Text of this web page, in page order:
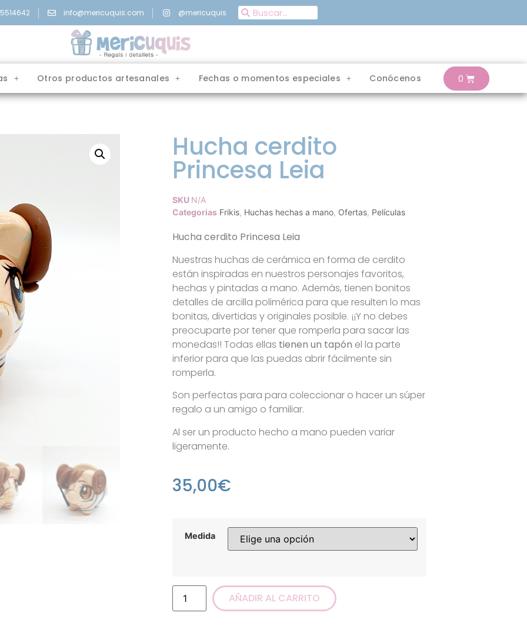
info@mericuquis.com @mericuquis
Otros productos artesanales Fechas o momentos especiales Conócenos
Hucha cerdito
Princesa Leia
SKU N/A
Categorias Frikis, Huchas hechas a mano, Ofertas, Películas
Hucha cerdito Princesa Leia
Nuestras huchas de cerámica en forma de cerdito
están inspiradas en nuestros personajes favoritos,
hechas y pintadas a mano. Además, tienen bonitos
detalles de arcilla polimérica para que resulten lo mas
bonitas, divertidas y originales posible. ¡¡Y no debes
preocuparte por tener que romperla para sacar las
monedas!! Todas ellas tienen un tapón el la parte
inferior para que las puedas abrir fácilmente sin
romperla.
Son perfectas para para coleccionar o hacer un súper
regalo a un amigo o familiar.
Al ser un producto hecho a mano pueden variar
ligeramente.
35,00€
Medida
AÑADIR AL CARRITO